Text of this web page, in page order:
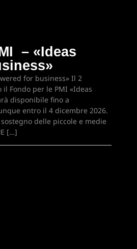
– «Ideas
for business» Il 2
Fondo per le PMI «Ideas
disponibile fino a
entro il 4 dicembre 2026.
delle piccole e medie
[…]